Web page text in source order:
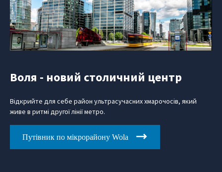
Воля - новий столичний центр
Відкрийте для себе район ультрасучасних хмарочосів, який
живе в ритмі другої лінії метро.
Путівник по мікрорайону Wola